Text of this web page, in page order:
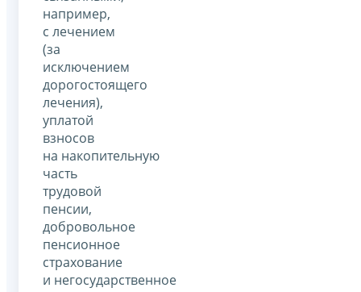
например,
с лечением
(за
исключением
дорогостоящего
лечения),
уплатой
взносов
на накопительную
часть
трудовой
пенсии,
добровольное
пенсионное
страхование
и негосударственное